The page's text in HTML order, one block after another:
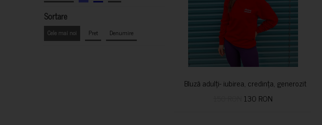
Sortare
Cele mai noi Pret Denumire
Bluză adulți- iubirea, credința,
130 RON
CUMPARA